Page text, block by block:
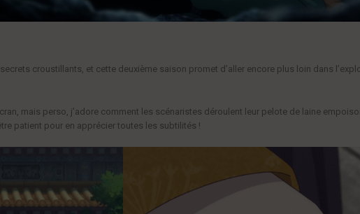
croustillants, et cette deuxième saison promet d’aller encore plus loin dans
mais perso, j’adore comment les scénaristes déroulent leur pelote de laine
patient pour en apprécier toutes les subtilités !